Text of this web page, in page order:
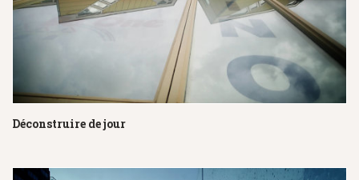
Déconstruire de jour